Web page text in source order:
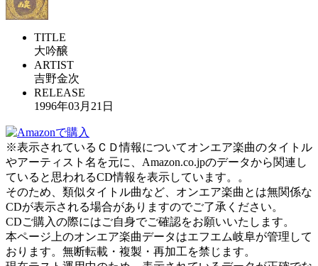
TITLE
大吟醸
ARTIST
吉野金次
RELEASE
1996年03月21日
※表示されているＣＤ情報についてオンエア楽曲のタイトル
やアーティスト名を元に、Amazon.co.jpのデータから関連し
ていると思われるCD情報を表示しています。。
そのため、類似タイトル曲など、オンエア楽曲とは無関係な
CDが表示される場合がありますのでご了承ください。
CDご購入の際にはご自身でご確認をお願いいたします。
本ページ上のオンエア楽曲データはエフエム岐阜が管理して
おります。無断転載・複製・再加工を禁じます。